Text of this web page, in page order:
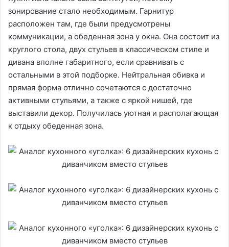
зонирование стало необходимым. Гарнитур
расположен там, где были предусмотрены
коммуникации, а обеденная зона у окна. Она состоит из
круглого стола, двух стульев в классическом стиле и
дивана вполне габаритного, если сравнивать с
остальными в этой подборке. Нейтральная обивка и
прямая форма отлично сочетаются с достаточно
активными стульями, а также с яркой нишей, где
выставили декор. Получилась уютная и располагающая
к отдыху обеденная зона.